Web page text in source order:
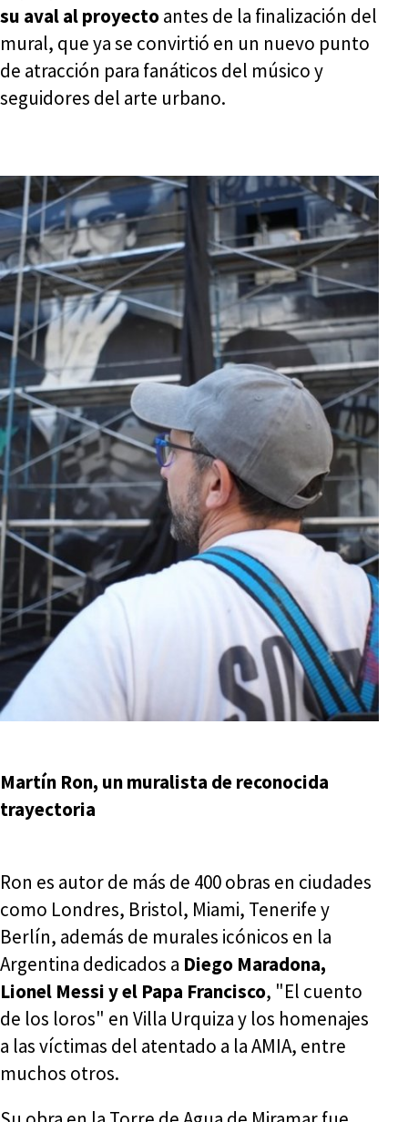
su aval al proyectoantes de la finalización del
mural, que ya se convirtió en un nuevo punto
de atracción para fanáticos del músico y
seguidores del arte urbano.
Martín Ron, un muralista de reconocida
trayectoria
Ron es autor de más de 400 obras en ciudades
como Londres, Bristol, Miami, Tenerife y
Berlín, además de murales icónicos en la
Argentina dedicados a Diego Maradona,
Lionel Messi y el Papa Francisco, "El cuento
de los loros" en Villa Urquiza y los homenajes
a las víctimas del atentado a la AMIA, entre
muchos otros.